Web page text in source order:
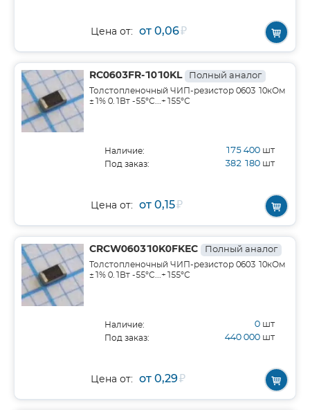
Цена от: от 0,06₽
RC0603FR-1010KL Полный аналог
Толстопленочный ЧИП-резистор 0603 10кОм
±1% 0.1Вт -55°С...+155°С
Наличие: 175 400 шт
Под заказ: 382 180 шт
Цена от: от 0,15₽
CRCW060310K0FKEC Полный аналог
Толстопленочный ЧИП-резистор 0603 10кОм
±1% 0.1Вт -55°С...+155°С
Наличие: 0 шт
Под заказ: 440 000 шт
Цена от: от 0,29₽